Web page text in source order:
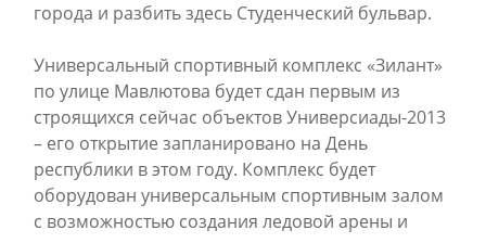
города и разбить здесь Студенческий бульвар.
Универсальный спортивный комплекс «Зилант»
по улице Мавлютова будет сдан первым из
строящихся сейчас объектов Универсиады-2013
– его открытие запланировано на День
республики в этом году. Комплекс будет
оборудован универсальным спортивным залом
с возможностью создания ледовой арены и